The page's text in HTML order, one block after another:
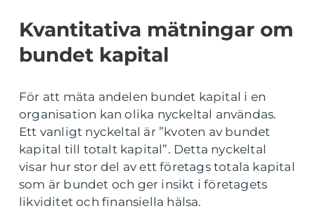
Kvantitativa mätningar om
bundet kapital
För att mäta andelen bundet kapital i en
organisation kan olika nyckeltal användas.
Ett vanligt nyckeltal är ”kvoten av bundet
kapital till totalt kapital”. Detta nyckeltal
visar hur stor del av ett företags totala kapital
som är bundet och ger insikt i företagets
likviditet och finansiella hälsa.